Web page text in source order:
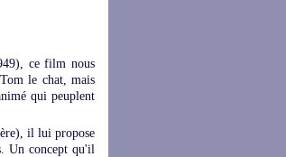
ce film nous
le chat, mais
qui peuplent
il lui propose
Un concept qu'il